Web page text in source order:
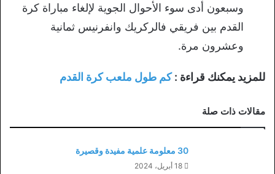
وسبعون أدى سوء الأحوال الجوية لإلغاء مباراة كرة
القدم بين فريقي فالركريك وانفرنيس ثمانية
وعشرون مرة.
للمزيد يمكنك قراءة :كم طول ملعب كرة القدم
مقالات ذات صلة
30 معلومة علمية مفيدة وقصيرة
18 أبريل، 2024